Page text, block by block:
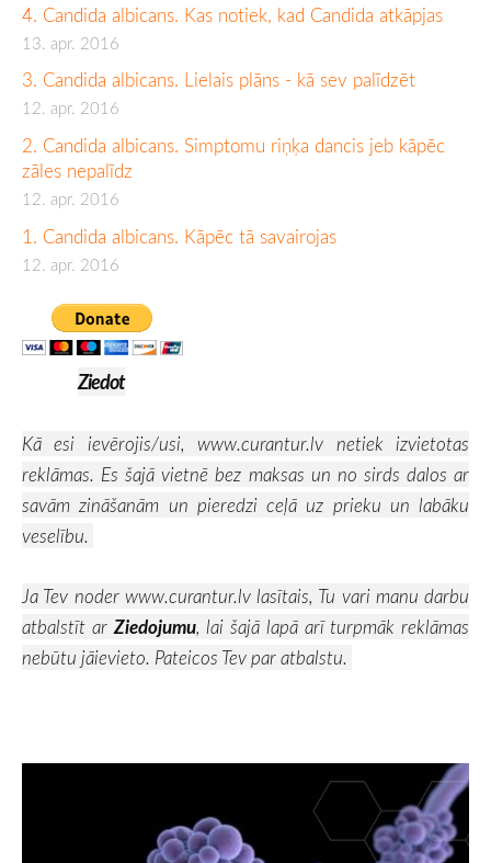
4. Candida albicans. Kas notiek, kad Candida atkāpjas
13. apr. 2016
3. Candida albicans. Lielais plāns - kā sev palīdzēt
12. apr. 2016
2. Candida albicans. Simptomu riņķa dancis jeb kāpēc
zāles nepalīdz
12. apr. 2016
1. Candida albicans. Kāpēc tā savairojas
12. apr. 2016
Ziedot
Kā esi ievērojis/usi, www.curantur.lv netiek izvietotas
reklāmas. Es šajā vietnē bez maksas un no sirds dalos ar
savām zināšanām un pieredzi ceļā uz prieku un labāku
veselību.
Ja Tev noder www.curantur.lvlasītais, Tu vari manu darbu
atbalstīt ar Ziedojumu, lai šajā lapā arī turpmāk reklāmas
nebūtu jāievieto. Pateicos Tev par atbalstu.